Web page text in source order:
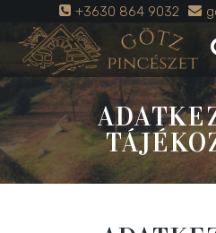
+3630 864 9032